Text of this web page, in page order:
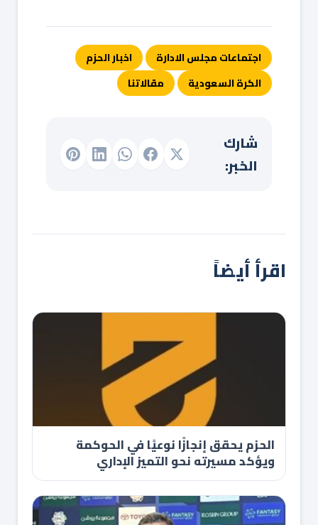
اجتماعات مجلس الادارة
اخبار الحزم
الكرة السعودية
مقالاتنا
شارك
الخبر:
اقرأ أيضاً
الحزم يحقق إنجازًا نوعيًا في الحوكمة
ويؤكد مسيرته نحو التميز الإداري